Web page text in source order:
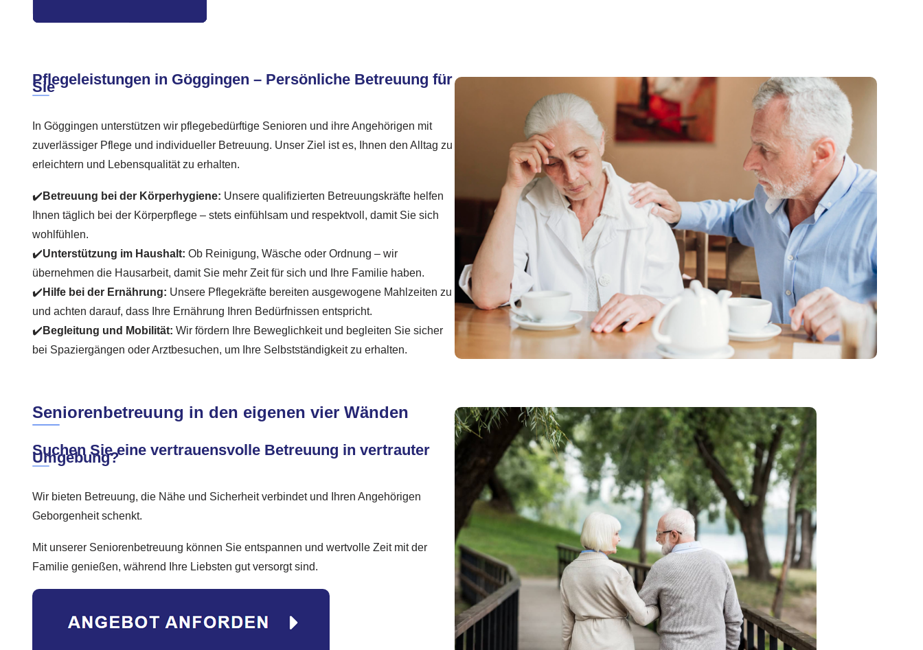
Pflegeleistungen in Göggingen – Persönliche Betreuung für
Sie
In Göggingen unterstützen wir pflegebedürftige Senioren und ihre Angehörigen mit
zuverlässiger Pflege und individueller Betreuung. Unser Ziel ist es, Ihnen den Alltag zu
erleichtern und Lebensqualität zu erhalten.
✔️ Betreuung bei der Körperhygiene: Unsere qualifizierten Betreuungskräfte helfen
Ihnen täglich bei der Körperpflege – stets einfühlsam und respektvoll, damit Sie sich
wohlfühlen.
✔️Unterstützung im Haushalt: Ob Reinigung, Wäsche oder Ordnung – wir
übernehmen die Hausarbeit, damit Sie mehr Zeit für sich und Ihre Familie haben.
✔️ Hilfe bei der Ernährung: Unsere Pflegekräfte bereiten ausgewogene Mahlzeiten zu
und achten darauf, dass Ihre Ernährung Ihren Bedürfnissen entspricht.
✔️ Begleitung und Mobilität: Wir fördern Ihre Beweglichkeit und begleiten Sie sicher
bei Spaziergängen oder Arztbesuchen, um Ihre Selbstständigkeit zu erhalten.
Seniorenbetreuung in den eigenen vier Wänden
Suchen Sie eine vertrauensvolle Betreuung in vertrauter
Umgebung?
Wir bieten Betreuung, die Nähe und Sicherheit verbindet und Ihren Angehörigen
Geborgenheit schenkt.
Mit unserer Seniorenbetreuung können Sie entspannen und wertvolle Zeit mit der
Familie genießen, während Ihre Liebsten gut versorgt sind.